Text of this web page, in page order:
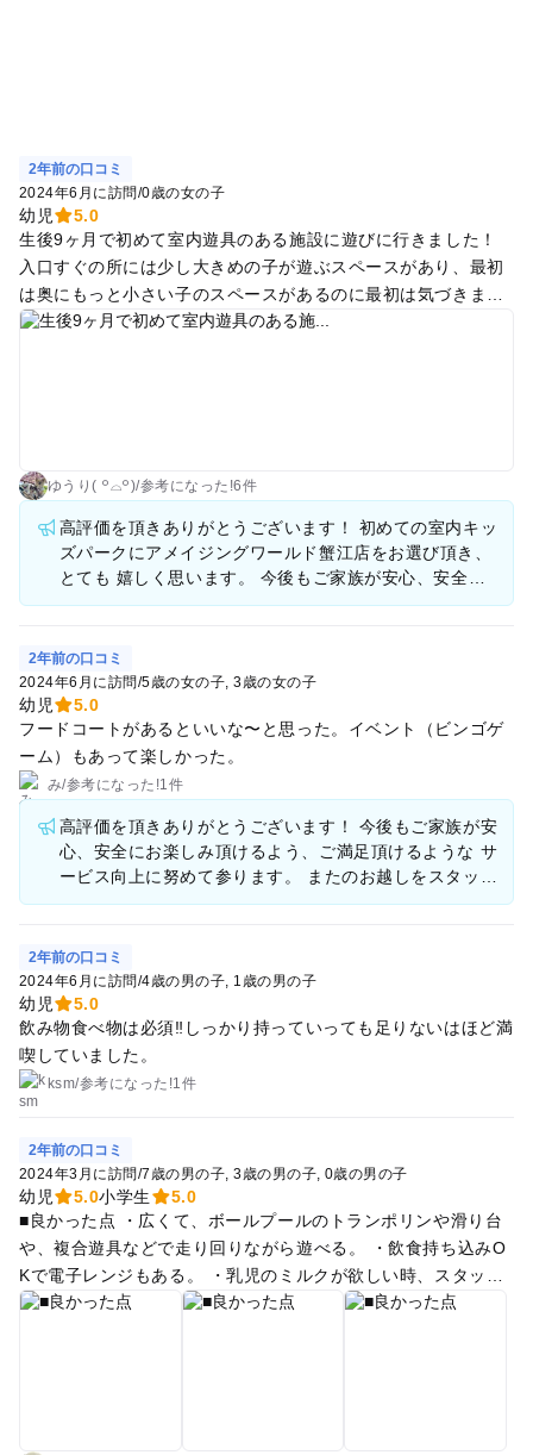
2年前の口コミ
2024年6月に訪問/0歳の女の子
幼児
5.0
生後9ヶ月で初めて室内遊具のある施設に遊びに行きました！
入口すぐの所には少し大きめの子が遊ぶスペースがあり、最初
は奥にもっと小さい子のスペースがあるのに最初は気づきませ
んでした💦 どちらでもうちの子は楽しむことが出来ましたが、
足りない！また連れてきてあげたい！と思いました😌
ゆうり( ꒪⌓꒪)/参考になった!6件
高評価を頂きありがとうございます！ 初めての室内キッ
ズパークにアメイジングワールド蟹江店をお選び頂き、
とても 嬉しく思います。 今後もご家族が安心、安全に
お楽しみ頂けるよう、努力して参ります。 またのお越し
2年前の口コミ
2024年6月に訪問/5歳の女の子 3歳の女の子
幼児
5.0
フードコートがあるといいな〜と思った。イベント（ビンゴゲ
ーム）もあって楽しかった。
み/参考になった!1件
高評価を頂きありがとうございます！ 今後もご家族が安
心、安全にお楽しみ頂けるよう、ご満足頂けるような サ
ービス向上に努めて参ります。 またのお越しをスタッフ
一同、お待ちしております。
2年前の口コミ
2024年6月に訪問/4歳の男の子 1歳の男の子
幼児
5.0
飲み物食べ物は必須‼️しっかり持っていっても足りないはほど満
喫していました。
ksm/参考になった!1件
2年前の口コミ
2024年3月に訪問/7歳の男の子 3歳の男の子 0歳の男の子
幼児 5.0小学生
5.0
■良かった点 ・広くて、ボールプールのトランポリンや滑り台
や、複合遊具などで走り回りながら遊べる。 ・飲食持ち込みO
Kで電子レンジもある。 ・乳児のミルクが欲しい時、スタッフ
さんに伝えると、お湯とともにミルク冷まし用で氷まで用意し